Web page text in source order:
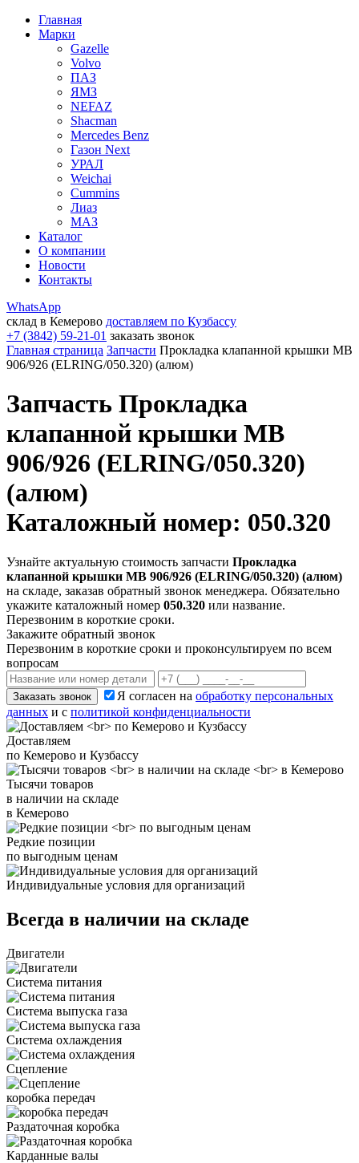
Главная
Марки
Gazelle
Volvo
ПАЗ
ЯМЗ
NEFAZ
Shacman
Mercedes Benz
Газон Next
УРАЛ
Weichai
Cummins
Лиаз
МАЗ
Каталог
О компании
Новости
Контакты
WhatsApp
склад в Кемерово доставляем по Кузбассу
+7 (3842) 59-21-01 заказать звонок
Главная страница Запчасти Прокладка клапанной крышки MB
906/926 (ELRING/050.320) (алюм)
Запчасть Прокладка
клапанной крышки MB
906/926 (ELRING/050.320)
(алюм)
Каталожный номер: 050.320
Узнайте актуальную стоимость запчасти Прокладка
клапанной крышки MB 906/926 (ELRING/050.320) (алюм)
на складе, заказав обратный звонок менеджера. Обязательно
укажите каталожный номер 050.320 или название.
Перезвоним в короткие сроки.
Закажите обратный звонок
Перезвоним в короткие сроки и проконсультируем по всем
вопросам
Заказать звонок Я согласен на обработку персональных
данных и с политикой конфиденциальности
Доставляем
по Кемерово и Кузбассу
Тысячи товаров
в наличии на складе
в Кемерово
Редкие позиции
по выгодным ценам
Индивидуальные условия для организаций
Всегда в наличии на складе
Двигатели
Система питания
Система выпуска газа
Система охлаждения
Сцепление
коробка передач
Раздаточная коробка
Карданные валы